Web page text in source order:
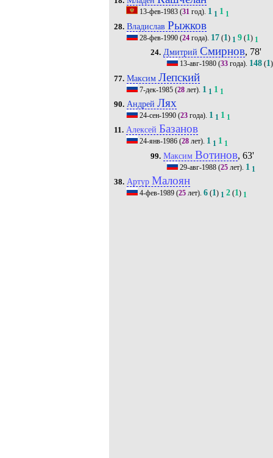
13-фев-1983(31год). 1 1 1 1
28. Владислав Рыжков
28-фев-1990(24года). 17(1) 1 9(1) 1
24. Дмитрий Смирнов, 78'
13-авг-1980 (33 года). 148 (1)
77. Максим Лепский
7-дек-1985(28лет). 1 1 1 1
90. Андрей Лях
24-сен-1990(23года). 1 1 1 1
11. Алексей Базанов
24-янв-1986(28лет). 1 1 1 1
99. Максим Вотинов, 63'
29-авг-1988 (25 лет). 1 1
38. Артур Малоян
4-фев-1989(25лет). 6(1) 1 2(1) 1